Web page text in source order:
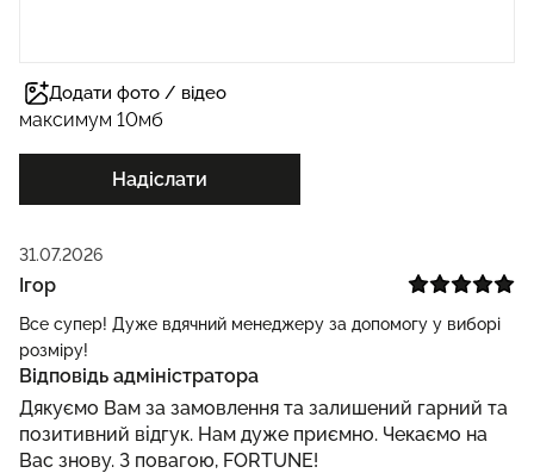
Додати фото / відео
максимум 10мб
Надіслати
31.07.2026
Ігор
Все супер! Дуже вдячний менеджеру за допомогу у виборі
розміру!
Відповідь адміністратора
Дякуємо Вам за замовлення та залишений гарний та
позитивний відгук. Нам дуже приємно. Чекаємо на
Вас знову. З повагою, FORTUNE!